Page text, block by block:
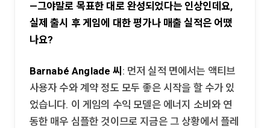
—그야말로 목표한 대로 완성되었다는 인상인데요,
실제 출시 후 게임에 대한 평가나 매출 실적은 어땠
나요?
Barnabé Anglade 씨 : 먼저 실적 면에서는 액티브
사용자 수와 계약 정도 모두 좋은 시작을 할 수가 있
었습니다. 이 게임의 수익 모델은 에너지 소비와 연
동한 매우 심플한 것이므로 지금은 그 상황에서 플레